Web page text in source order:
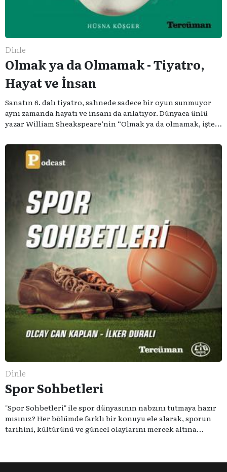
Dinle
Olmak ya da Olmamak - Tiyatro,
Hayat ve İnsan
Sanatın 6. dalı tiyatro, sahnede sadece bir oyun sunmuyor
aynı zamanda hayatı ve insanı da anlatıyor. Dünyaca ünlü
yazar William Sheakspeare’nin “Olmak ya da olmamak, işte
serimizde; tiyatroyu, alanının uzman isimleriyle
konuşuyoruz..
Dinle
Spor Sohbetleri
"Spor Sohbetleri" ile spor dünyasının nabzını tutmaya hazır
mısınız? Her bölümde farklı bir konuyu ele alarak, sporun
tarihini, kültürünü ve güncel olaylarını mercek altına
olmadığına inananlardansanız "Spor Sohbetleri" tam size